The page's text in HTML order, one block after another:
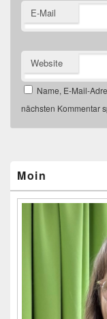
E-Mail
Website
Name, E-Mail-
nächsten Kommentar
Widgetbereich
Moin